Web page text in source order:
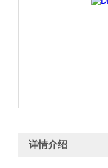
详情介绍